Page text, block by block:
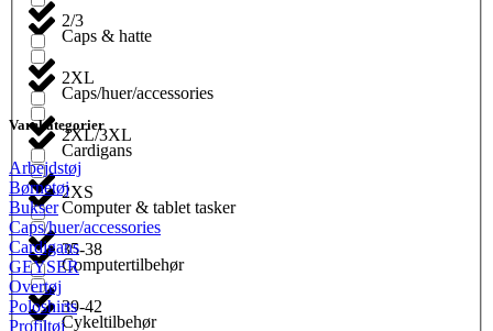
Caps & hatte
Caps/huer/accessories
Cardigans
Computer & tablet tasker
Computertilbehør
Cykeltilbehør
2/3
2XL
2XL/3XL
2XS
35-38
39-42
Varekategorier
Arbejdstøj
Børnetøj
Bukser
Caps/huer/accessories
Cardigans
GEYSER
Overtøj
Poloshirts
Profiltøj